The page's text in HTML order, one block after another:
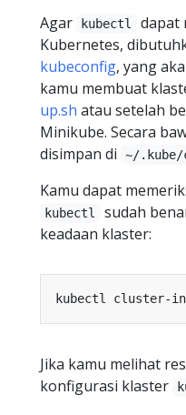
Agar kubectl
dapat
Kubernetes,
kubeconfig, yang
kamu membuat
up.sh atau setelah
Minikube. Secara
disimpan di ~/
Kamu dapat
kubectl
sudah
keadaan klaster:
Jika kamu melihat
konfigurasi klaster